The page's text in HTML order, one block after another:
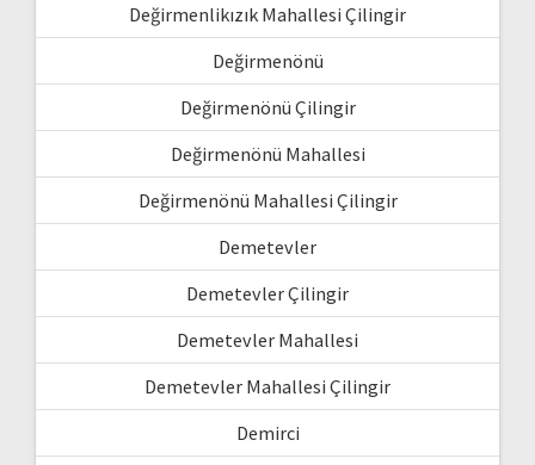
Değirmenlikızık Mahallesi Çilingir
Değirmenönü
Değirmenönü Çilingir
Değirmenönü Mahallesi
Değirmenönü Mahallesi Çilingir
Demetevler
Demetevler Çilingir
Demetevler Mahallesi
Demetevler Mahallesi Çilingir
Demirci